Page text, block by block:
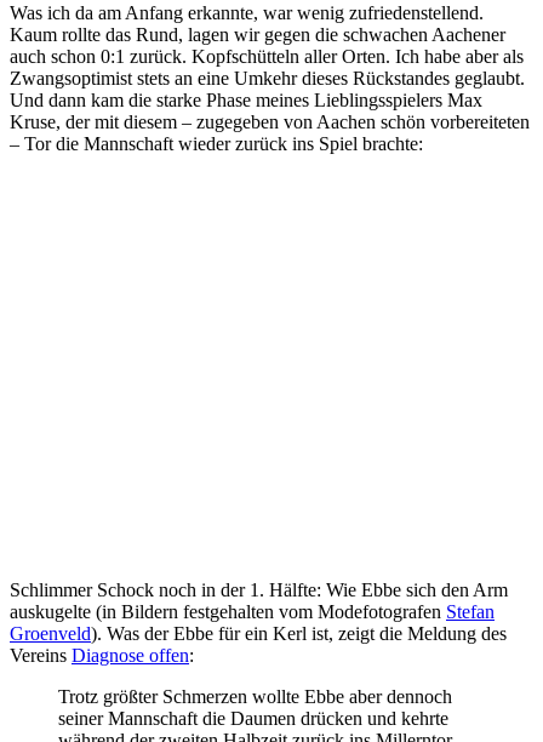
Was ich da am Anfang erkannte, war wenig zufriedenstellend.
Kaum rollte das Rund, lagen wir gegen die schwachen Aachener
auch schon 0:1 zurück. Kopfschütteln aller Orten. Ich habe aber als
Zwangsoptimist stets an eine Umkehr dieses Rückstandes geglaubt.
Und dann kam die starke Phase meines Lieblingsspielers Max
Kruse, der mit diesem – zugegeben von Aachen schön vorbereiteten
– Tor die Mannschaft wieder zurück ins Spiel brachte:
Schlimmer Schock noch in der 1. Hälfte: Wie Ebbe sich den Arm
auskugelte (in Bildern festgehalten vom Modefotografen Stefan
Groenveld). Was der Ebbe für ein Kerl ist, zeigt die Meldung des
Vereins Diagnose offen:
Trotz größter Schmerzen wollte Ebbe aber dennoch
seiner Mannschaft die Daumen drücken und kehrte